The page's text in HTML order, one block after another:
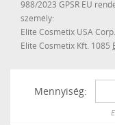
988/2023 GPSR EU
személy:
Elite Cosmetix USA
Elite Cosmetix Kft. 1085
Mennyiség: